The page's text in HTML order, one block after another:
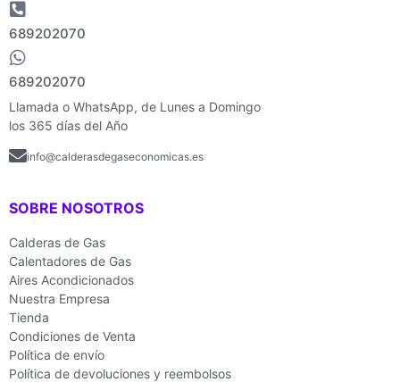
689202070
689202070
Llamada o WhatsApp, de Lunes a Domingo
los 365 días del Año
info@calderasdegaseconomicas.es
SOBRE NOSOTROS
Calderas de Gas
Calentadores de Gas
Aires Acondicionados
Nuestra Empresa
Tienda
Condiciones de Venta
Política de envío
Política de devoluciones y reembolsos